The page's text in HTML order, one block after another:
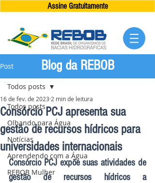
Assine Gratuitamente
Post
Todos posts
Olhando para Água
Notícias
Aprendendo com a Água
REBOB Mulher
Todos posts
Consórcio PCJ apresenta sua
gestão de recursos hídricos para
universidades internacionais
16 de fev. de 2023 2 min de leitura
Consórcio PCJ expõe suas atividades de
gestão de recursos hídricos a
Blog da REBOB